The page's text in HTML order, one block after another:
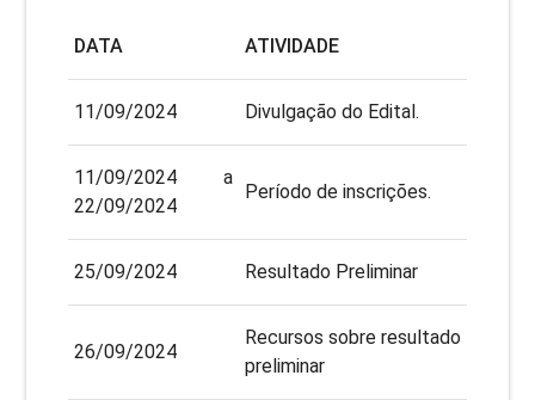
DATA ATIVIDADE
11/09/2024 Divulgação do Edital.
11/09/2024 a
22/09/2024
Período de inscrições.
25/09/2024 Resultado Preliminar
26/09/2024
Recursos sobre resultado
preliminar